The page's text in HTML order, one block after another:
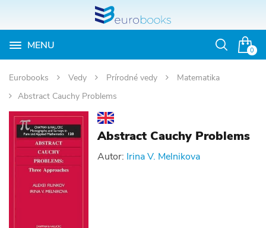
0
MENU
Otvoriť
Eurobooks Vedy Prírodné vedy
Matematika
Abstract Cauchy Problems
Abstract Cauchy Problems
Autor: Irina V. Melnikova